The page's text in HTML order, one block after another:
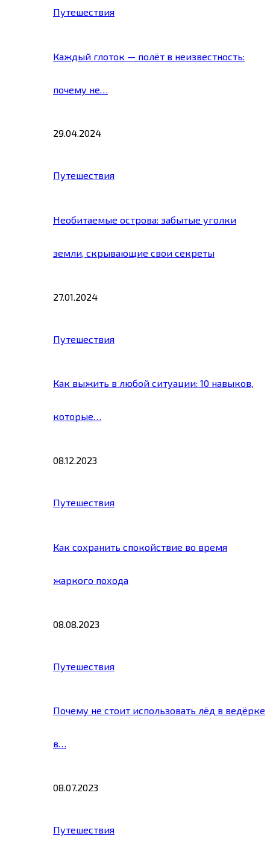
Путешествия
Каждый глоток — полёт в неизвестность:
почему не…
29.04.2024
Путешествия
Необитаемые острова: забытые уголки
земли, скрывающие свои секреты
27.01.2024
Путешествия
Как выжить в любой ситуации: 10 навыков,
которые…
08.12.2023
Путешествия
Как сохранить спокойствие во время
жаркого похода
08.08.2023
Путешествия
Почему не стоит использовать лёд в ведёрке
в…
08.07.2023
Путешествия